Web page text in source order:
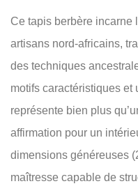
Ce tapis berbère incarne
artisans nord-africains,
des techniques
motifs caractéristiques et
représente bien plus
affirmation pour un
dimensions généreuses
maîtresse capable de